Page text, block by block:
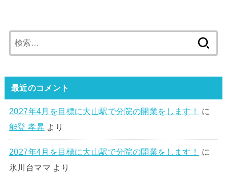
索:
最近のコメント
2027年4月を目標に大山駅で分院の開業をします！
に
能登 孝昇より
2027年4月を目標に大山駅で分院の開業をします！
に
氷川台ママ より